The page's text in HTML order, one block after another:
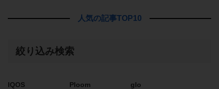
人気の記事TOP10
絞り込み検索
IQOS Ploom glo